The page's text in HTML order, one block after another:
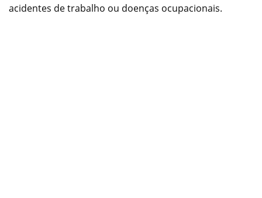
acidentes de trabalho ou doenças ocupacionais.